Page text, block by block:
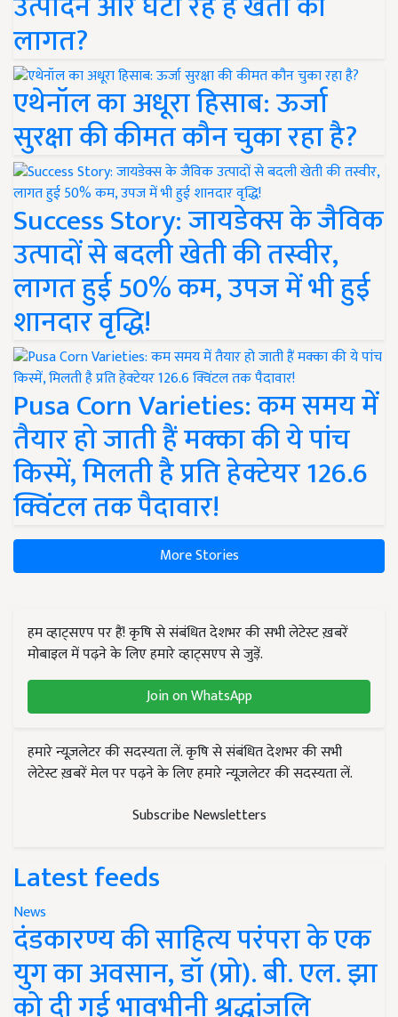
लागत?
एथेनॉल का अधूरा हिसाब: ऊर्जा
सुरक्षा की कीमत कौन चुका रहा है?
Success Story: जायडेक्स के जैविक
उत्पादों से बदली खेती की तस्वीर,
लागत हुई 50% कम, उपज में भी हुई
शानदार वृद्धि!
Pusa Corn Varieties: कम समय में
तैयार हो जाती हैं मक्का की ये पांच
किस्में, मिलती है प्रति हेक्टेयर 126.6
क्विंटल तक पैदावार!
More Stories
हम व्हाट्सएप पर हैं! कृषि से संबंधित देशभर की सभी लेटेस्ट ख़बरें
मोबाइल में पढ़ने के लिए हमारे व्हाट्सएप से जुड़ें.
Join on WhatsApp
हमारे न्यूज़लेटर की सदस्यता लें. कृषि से संबंधित देशभर की सभी
लेटेस्ट ख़बरें मेल पर पढ़ने के लिए हमारे न्यूज़लेटर की सदस्यता लें.
Subscribe Newsletters
Latest feeds
News
दंडकारण्य की साहित्य परंपरा के एक
युग का अवसान, डॉ (प्रो). बी. एल. झा